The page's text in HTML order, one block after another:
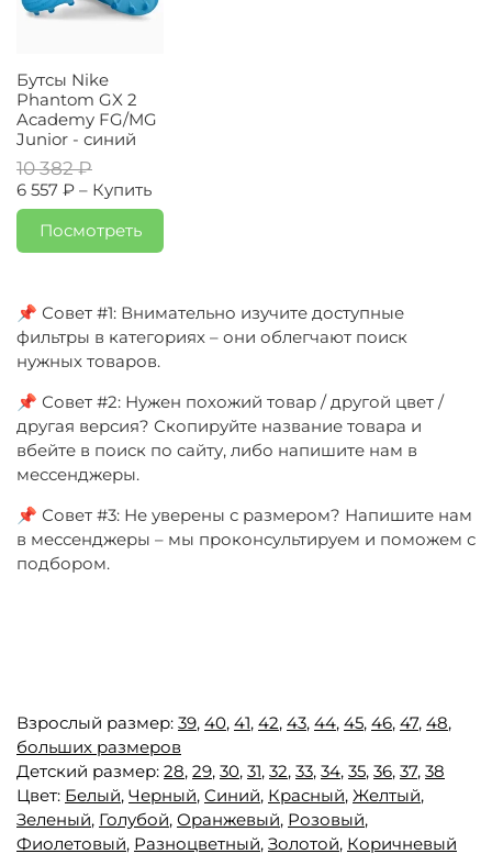
Бутсы Nike
Phantom GX 2
Academy FG/MG
Junior - синий
10 382 ₽
6 557 ₽ – Купить
Посмотреть
📌 Совет #1: Внимательно изучите доступные
фильтры в категориях – они облегчают поиск
нужных товаров.
📌 Совет #2: Нужен похожий товар / другой цвет /
другая версия? Скопируйте название товара и
вбейте в поиск по сайту, либо напишите нам в
мессенджеры.
📌 Совет #3: Не уверены с размером? Напишите нам
в мессенджеры – мы проконсультируем и поможем с
подбором.
Взрослый размер: 39, 40, 41, 42, 43, 44, 45, 46, 47, 48,
больших размеров
Детский размер: 28, 29, 30, 31, 32, 33, 34, 35, 36, 37, 38
Цвет: Белый, Черный, Синий, Красный, Желтый,
Зеленый, Голубой, Оранжевый, Розовый,
Фиолетовый, Разноцветный, Золотой, Коричневый